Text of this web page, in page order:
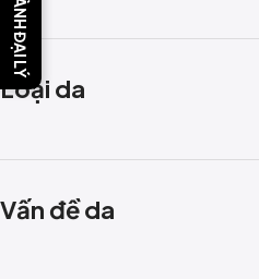
Loại da
Vấn đề da